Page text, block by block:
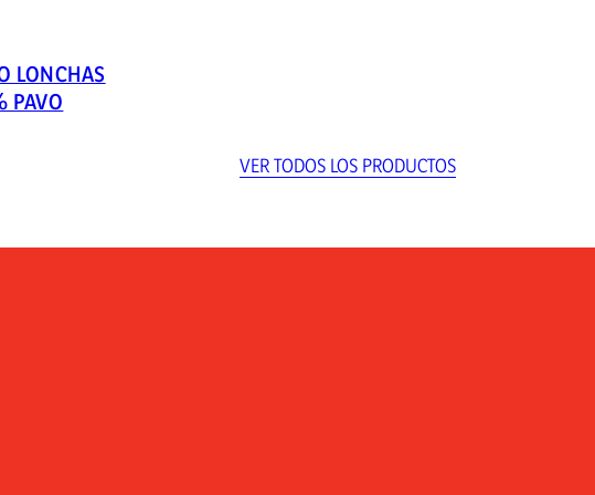
LONCHAS
PAVO
VER TODOS LOS PRODUCTOS